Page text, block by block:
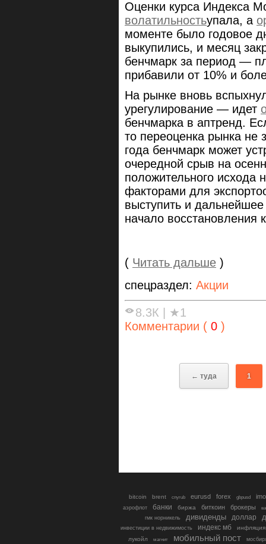
Оценки курса Индекса
волатильностьупала, а
моменте было годовое
выкупились, и месяц
бенчмарк за период —
прибавили от 10% и
На рынке вновь
урегулирование — идет
бенчмарка в аптренд.
то переоценка рынка не
года бенчмарк может
очередной срыв на
положительного исхода
факторами для
выступить и
начало восстановления
( Читать дальше )
спецраздел: Акции
8.3К
★1
Комментарии ( 0 )
← туда 1
bitcoin brent cnyrub eurusd forex gbpusd
аэрофлот банки биржа биткоин брокеры
гмк норникель
дивиденды доллар
инвестиции в недвижимость индекс мб
инфляция
лукойл
магнит мобильный пост